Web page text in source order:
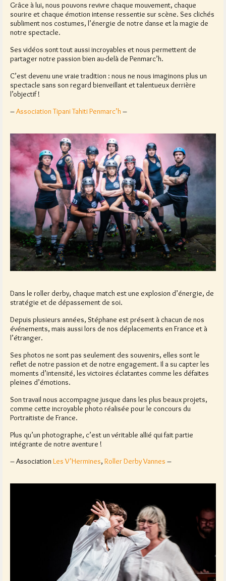
Grâce à lui, nous pouvons revivre chaque mouvement, chaque
sourire et chaque émotion intense ressentie sur scène. Ses clichés
subliment nos costumes, l’énergie de notre danse et la magie de
notre spectacle.
Ses vidéos sont tout aussi incroyables et nous permettent de
partager notre passion bien au-delà de Penmarc’h.
C’est devenu une vraie tradition : nous ne nous imaginons plus un
spectacle sans son regard bienveillant et talentueux derrière
l’objectif !
–Association Tipani Tahiti Penmarc’h –
Dans le roller derby, chaque match est une explosion d’énergie, de
stratégie et de dépassement de soi.
Depuis plusieurs années, Stéphane est présent à chacun de nos
événements, mais aussi lors de nos déplacements en France et à
l’étranger.
Ses photos ne sont pas seulement des souvenirs, elles sont le
reflet de notre passion et de notre engagement. Il a su capter les
moments d’intensité, les victoires éclatantes comme les défaites
pleines d’émotions.
Son travail nous accompagne jusque dans les plus beaux projets,
comme cette incroyable photo réalisée pour le concours du
Portraitiste de France.
Plus qu’un photographe, c’est un véritable allié qui fait partie
intégrante de notre aventure !
– Association Les V’Hermines, Roller Derby Vannes –